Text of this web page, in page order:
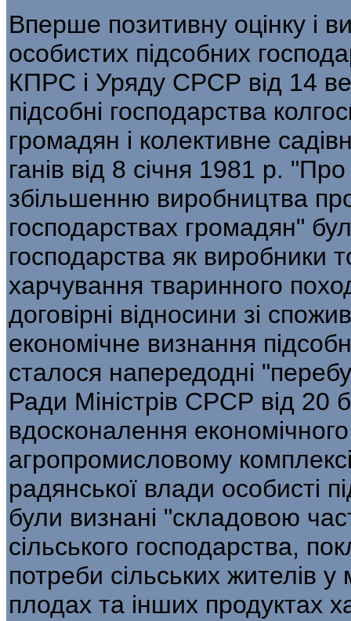
Вперше позитивну оцінку і
особистих підсобних
КПРС і Уряду СРСР від 14
підсобні господарства
громадян і колективне
ганів від 8 січня 1981 р.
збільшенню виробництва
господарствах громадян"
господарства як виробни­ки
харчування тваринного
договірні відносини зі
економічне визнання
сталося напередодні
Ради Міністрів СРСР від
вдосконалення
агропромисловому
радянської влади особисті
були визнані "складовою
сільського господарства,
потреби сільських жителів
плодах та інших продуктах